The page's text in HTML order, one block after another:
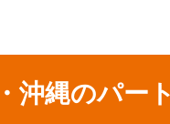
沖縄のパー